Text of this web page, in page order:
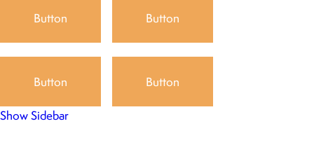
Button Button
Button Button
Show Sidebar